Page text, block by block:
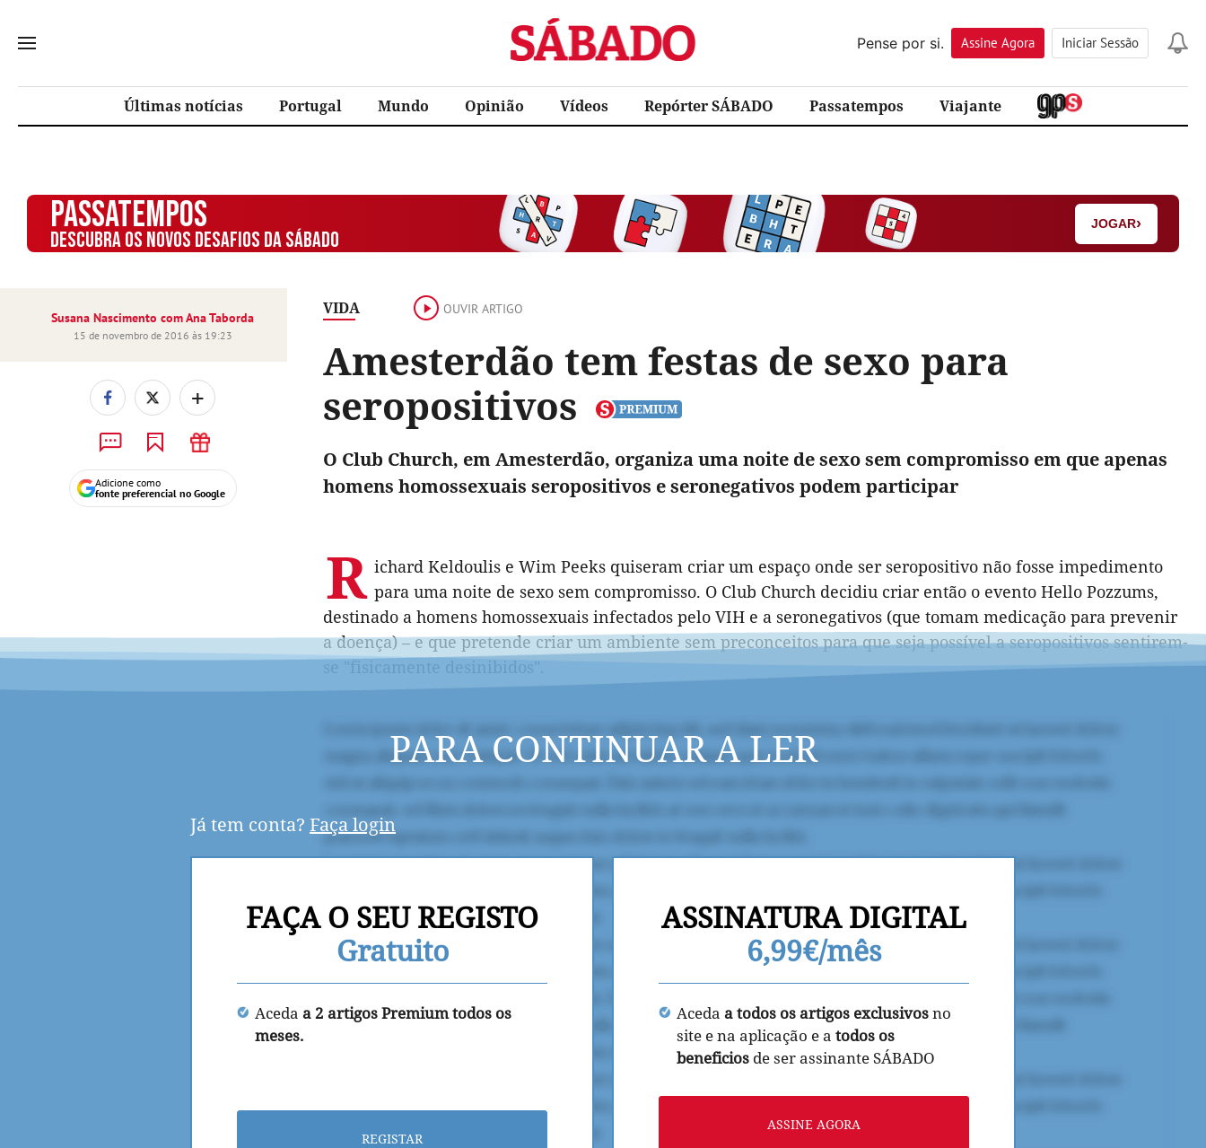
Sábado
Pense por si.
Assine Agora Iniciar Sessão
Últimas notícias Portugal Mundo Opinião Vídeos Repórter SÁBADO Passatempos Viajante
PASSATEMPOS
DESCUBRA OS NOVOS DESAFIOS DA SÁBADO
JOGAR›
VIDA OUVIR ARTIGO
Amesterdão tem festas de sexo para
seropositivos
Susana Nascimento com Ana Taborda
15 de novembro de 2016 às 19:23
+
Adicione como
fonte preferencial no Google
O Club Church, em Amesterdão, organiza uma noite de sexo sem compromisso em que apenas
homens homossexuais seropositivos e seronegativos podem participar
R ichard Keldoulis e Wim Peeks quiseram criar um espaço onde ser seropositivo não fosse impedimento
para uma noite de sexo sem compromisso. O Club Church decidiu criar então o evento Hello Pozzums,
destinado a homens homossexuais infectados pelo VIH e a seronegativos (que tomam medicação para prevenir
a doença) – e que pretende criar um ambiente sem preconceitos para que seja possível a seropositivos sentirem-
se "fisicamente desinibidos".
PARA CONTINUAR A LER
Já tem conta? Faça login
FAÇA O SEU REGISTO
Gratuito
Aceda a 2 artigos Premium todos os
meses.
REGISTAR
ASSINATURA DIGITAL
6,99€/mês
Aceda a todos os artigos exclusivosno
site e na aplicação e a todos os
beneficios de ser assinante SÁBADO
ASSINE AGORA